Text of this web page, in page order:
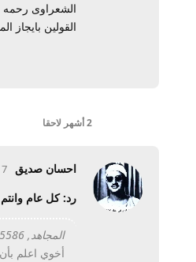
الشعراوى رحمه
القولين بايجاز
2 أشهر لاحقا
احسان صديق 7 سبتمبر 2008
رد: كل عام وانتم
المجاهد, post: 5586 كتب
أخوي اعلم